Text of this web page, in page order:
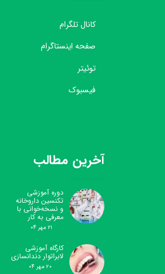
آخرین مطالب
دوره آموزشی
تکنسین داروخانه
و نسخه‌خوانی با
معرفی به کار
۲۱ مهر ۰۴
کارگاه آموزشی
لابراتوار دندانسازی
۲۰ مهر ۰۴
کانال تلگرام
صفحه اینستاگرام
توئیتر
فیسبوک